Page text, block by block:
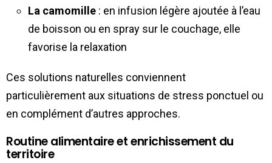
La camomille : en infusion légère ajoutée à l’eau
de boisson ou en spray sur le couchage, elle
favorise la relaxation
Ces solutions naturelles conviennent
particulièrement aux situations de stress ponctuel ou
en complément d’autres approches.
Routine alimentaire et enrichissement du
territoire